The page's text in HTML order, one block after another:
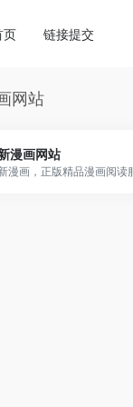
页 链接提交
网站
漫画网站